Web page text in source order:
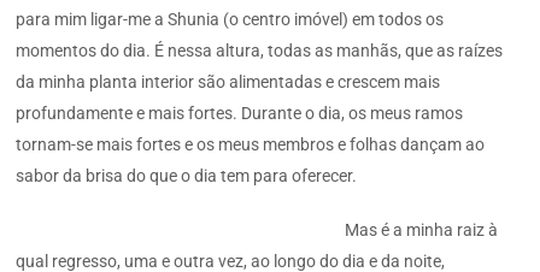
para mim ligar-me a Shunia (o centro imóvel) em todos os
momentos do dia. É nessa altura, todas as manhãs, que as raízes
da minha planta interior são alimentadas e crescem mais
profundamente e mais fortes. Durante o dia, os meus ramos
tornam-se mais fortes e os meus membros e folhas dançam ao
sabor da brisa do que o dia tem para oferecer.
Mas é a minha raiz à
qual regresso, uma e outra vez, ao longo do dia e da noite,